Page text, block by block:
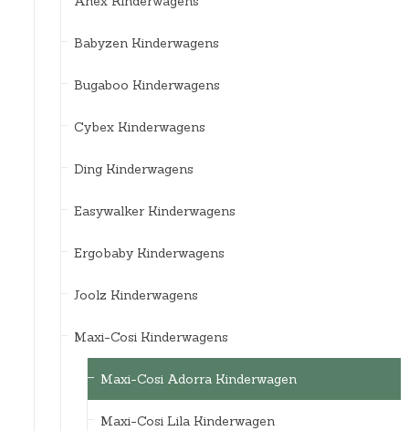
Babyzen Kinderwagens
Bugaboo Kinderwagens
Cybex Kinderwagens
Ding Kinderwagens
Easywalker Kinderwagens
Ergobaby Kinderwagens
Joolz Kinderwagens
Maxi-Cosi Kinderwagens
Maxi-Cosi Adorra Kinderwagen
Maxi-Cosi Lila Kinderwagen